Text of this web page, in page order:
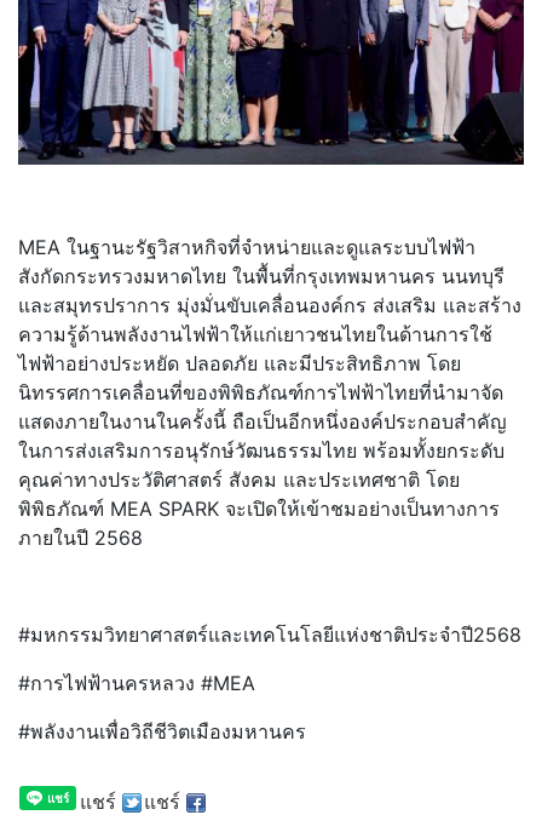
MEA ในฐานะรัฐวิสาหกิจที่จำหน่ายและดูแลระบบไฟฟ้า
สังกัดกระทรวงมหาดไทย ในพื้นที่กรุงเทพมหานคร นนทบุรี
และสมุทรปราการ มุ่งมั่นขับเคลื่อนองค์กร ส่งเสริม และสร้าง
ความรู้ด้านพลังงานไฟฟ้าให้แก่เยาวชนไทยในด้านการใช้
ไฟฟ้าอย่างประหยัด ปลอดภัย และมีประสิทธิภาพ โดย
นิทรรศการเคลื่อนที่ของพิพิธภัณฑ์การไฟฟ้าไทยที่นำมาจัด
แสดงภายในงานในครั้งนี้ ถือเป็นอีกหนึ่งองค์ประกอบสำคัญ
ในการส่งเสริมการอนุรักษ์วัฒนธรรมไทย พร้อมทั้งยกระดับ
คุณค่าทางประวัติศาสตร์ สังคม และประเทศชาติ โดย
พิพิธภัณฑ์ MEA SPARK จะเปิดให้เข้าชมอย่างเป็นทางการ
ภายในปี 2568
#มหกรรมวิทยาศาสตร์และเทคโนโลยีแห่งชาติประจำปี2568
#การไฟฟ้านครหลวง #MEA
#พลังงานเพื่อวิถีชีวิตเมืองมหานคร
แชร์ แชร์